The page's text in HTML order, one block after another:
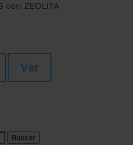
con ZEOLITA
Ver
Buscar